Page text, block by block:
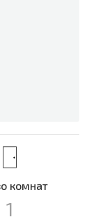
комнат
1